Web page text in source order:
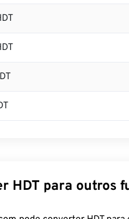
HDT para outros